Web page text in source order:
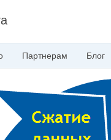
Партнерам Блог